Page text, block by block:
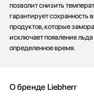
позволит снизить
гарантирует сохранность
продуктов, которые
исключает появление
определенное время.
О бренде Liebherr